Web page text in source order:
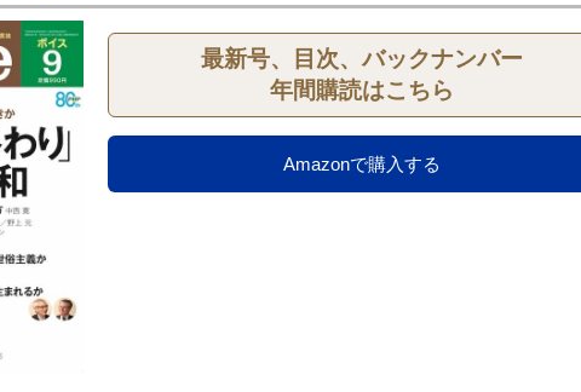
最新号、目次、バックナンバー
年間購読はこちら
Amazonで購入する